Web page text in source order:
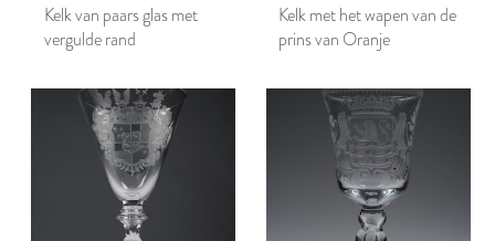
Kelk van paars glas met
vergulde rand
Kelk met het wapen van de
prins van Oranje